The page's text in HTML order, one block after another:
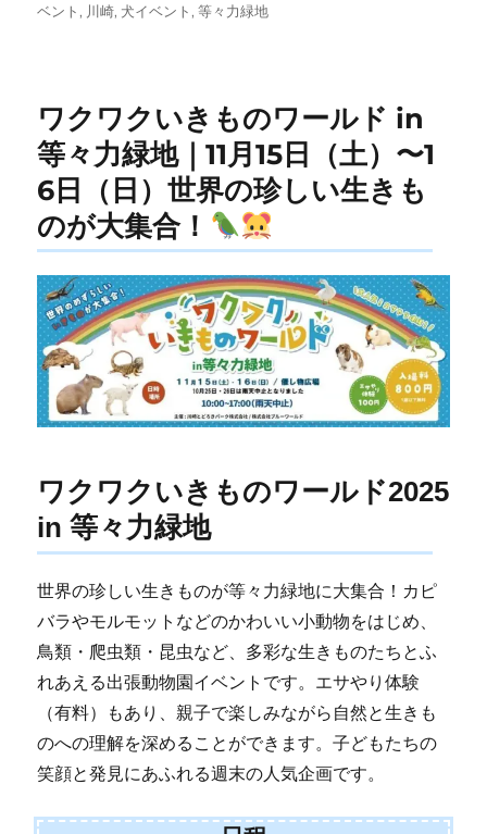
稿 テ
ベント , 川崎, 犬イベント ,等々力緑地
ワクワクいきものワールド in
等々力緑地｜11月15日（土）〜1
6日（日）世界の珍しい生きも
のが大集合！
ワクワクいきものワールド2025
in 等々力緑地
世界の珍しい生きものが等々力緑地に大集合！カピ
バラやモルモットなどのかわいい小動物をはじめ、
鳥類・爬虫類・昆虫など、多彩な生きものたちとふ
れあえる出張動物園イベントです。エサやり体験
（有料）もあり、親子で楽しみながら自然と生きも
のへの理解を深めることができます。子どもたちの
笑顔と発見にあふれる週末の人気企画です。